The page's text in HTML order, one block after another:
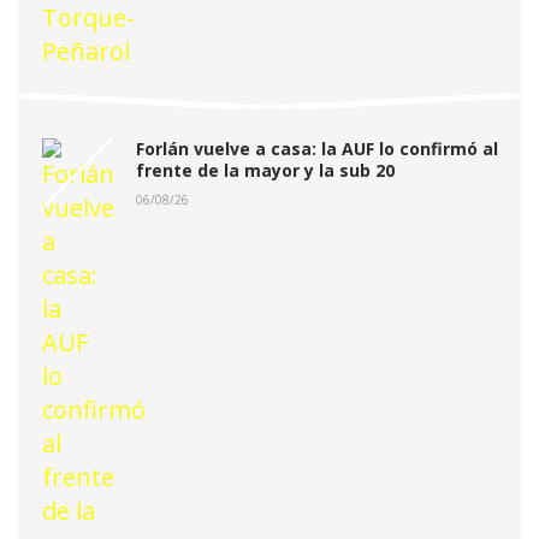
Forlán vuelve a casa: la AUF lo confirmó al
frente de la mayor y la sub 20
06/08/26